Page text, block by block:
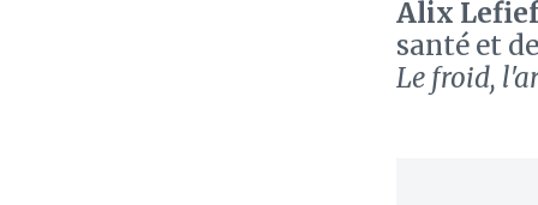
Alix
santé et
Le froid,